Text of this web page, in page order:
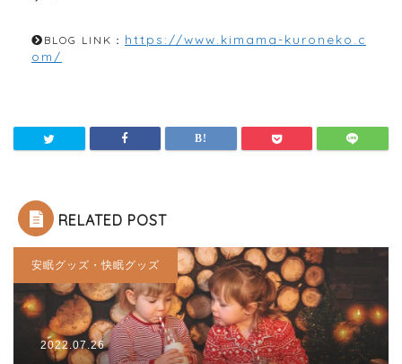
BLOG LINK： https://www.kimama-kuroneko.c
om/
RELATED POST
安眠グッズ・快眠グッズ
2022.07.26